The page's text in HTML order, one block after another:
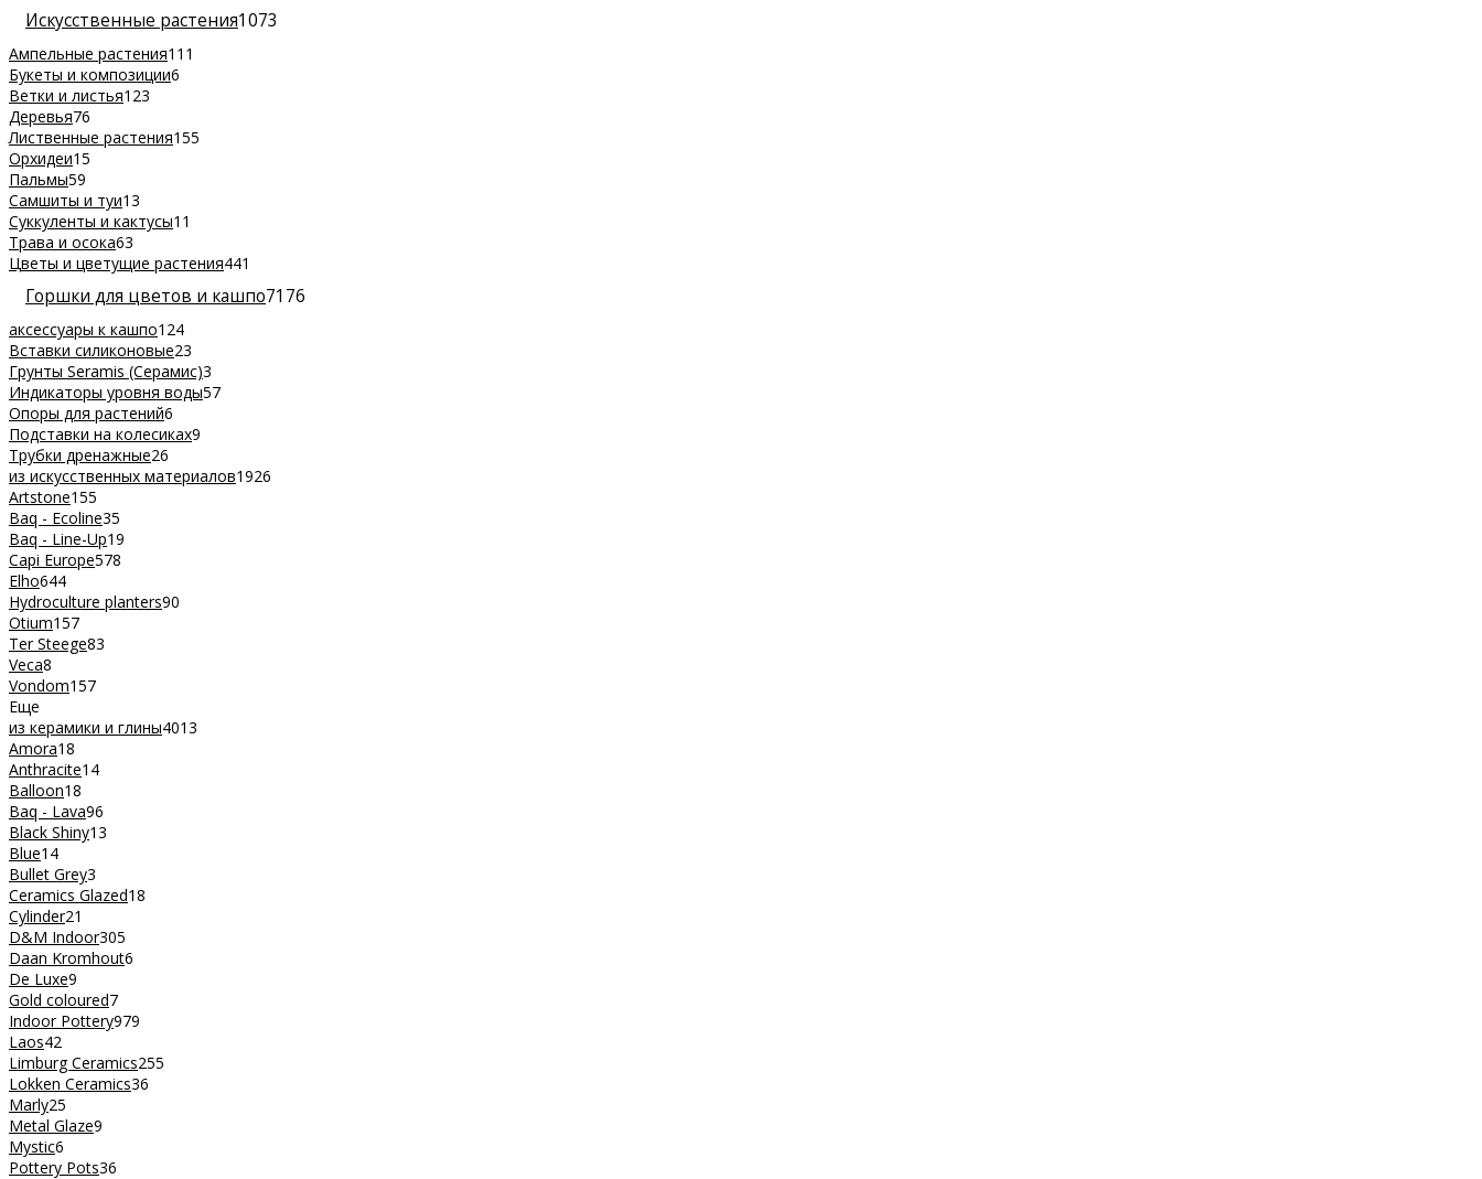
Искусственные растения1073
Ампельные растения111
Букеты и композиции6
Ветки и листья123
Деревья76
Лиственные растения155
Орхидеи15
Пальмы59
Самшиты и туи13
Суккуленты и кактусы11
Трава и осока63
Цветы и цветущие растения441
Горшки для цветов и кашпо7176
аксессуары к кашпо124
Вставки силиконовые23
Грунты Seramis (Серамис)3
Индикаторы уровня воды57
Опоры для растений6
Подставки на колесиках9
Трубки дренажные26
из искусственных материалов1926
Artstone155
Baq - Ecoline35
Baq - Line-Up19
Capi Europe578
Elho644
Hydroculture planters90
Otium157
Ter Steege83
Veca8
Vondom157
Еще
из керамики и глины4013
Amora18
Anthracite14
Balloon18
Baq - Lava96
Black Shiny13
Blue14
Bullet Grey3
Ceramics Glazed18
Cylinder21
D&M Indoor305
Daan Kromhout6
De Luxe9
Gold coloured7
Indoor Pottery979
Laos42
Limburg Ceramics255
Lokken Ceramics36
Marly25
Metal Glaze9
Mystic6
Pottery Pots36